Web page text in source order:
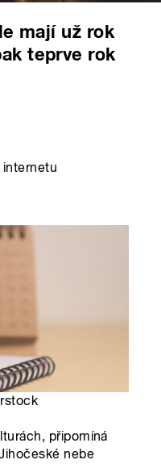
mají už rok
teprve rok
internetu
připomíná
nebe